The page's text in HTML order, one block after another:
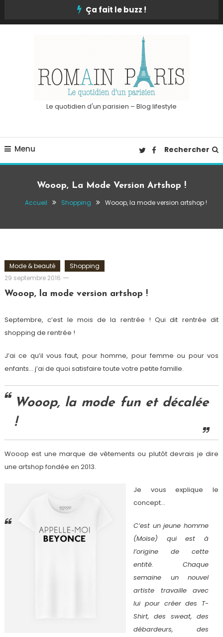
Ça fait le buzz !
Le quotidien d'un parisien – Blog lifestyle
Menu Rechercher
Wooop, La Mode Version Artshop !
Accueil Shopping Wooop, la mode version artshop !
Mode & beauté
Shopping
29 septembre 2016
Romain-
Wooop, la mode version artshop !
Septembre, c’est le mois de la rentrée ! Qui dit rentrée dit
shopping de rentrée !
J’ai ce qu’il vous faut, pour homme, pour femme ou pour vos
enfants… j’ai de quoi satisfaire toute votre petite famille.
Wooop, la mode fun et décalée
!
Wooop est une marque de vêtements ou plutôt devrais je dire
une artshop fondée en 2013.
Je vous explique le
concept…
C’est un jeune homme
(Moïse) qui est à
l’origine de cette
entité.Chaque
semaine un nouvel
artiste travaille avec
lui pour créer des T-
Shirt, des sweat, des
débardeurs, des